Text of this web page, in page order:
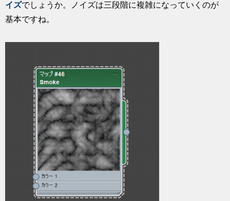
イズでしょうか。ノイズは三段階に複雑になっていくのが
基本ですね。